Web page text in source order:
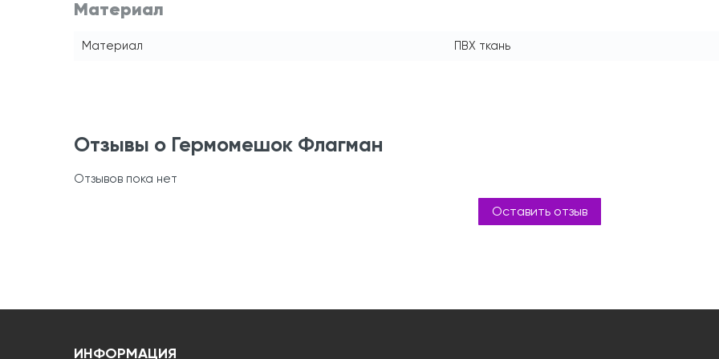
Материал
Материал ПВХ ткань
Отзывы о Гермомешок Флагман
Отзывов пока нет
Оставить отзыв
ИНФОРМАЦИЯ